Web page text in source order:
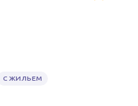
С ЖИЛЬЕМ